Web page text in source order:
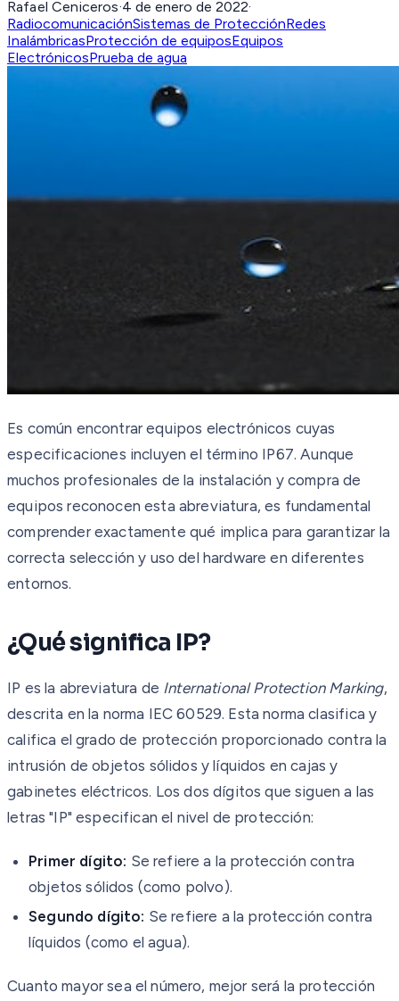
Rafael Ceniceros·4 de enero de 2022·
RadiocomunicaciónSistemas de ProtecciónRedes
InalámbricasProtección de equiposEquipos
ElectrónicosPrueba de agua
Es común encontrar equipos electrónicos cuyas
especificaciones incluyen el término IP67. Aunque
muchos profesionales de la instalación y compra de
equipos reconocen esta abreviatura, es fundamental
comprender exactamente qué implica para garantizar la
correcta selección y uso del hardware en diferentes
entornos.
¿Qué significa IP?
IP es la abreviatura de International Protection Marking,
descrita en la norma IEC 60529. Esta norma clasifica y
califica el grado de protección proporcionado contra la
intrusión de objetos sólidos y líquidos en cajas y
gabinetes eléctricos. Los dos dígitos que siguen a las
letras "IP" especifican el nivel de protección:
Primer dígito: Se refiere a la protección contra
objetos sólidos (como polvo).
Segundo dígito: Se refiere a la protección contra
líquidos (como el agua).
Cuanto mayor sea el número, mejor será la protección